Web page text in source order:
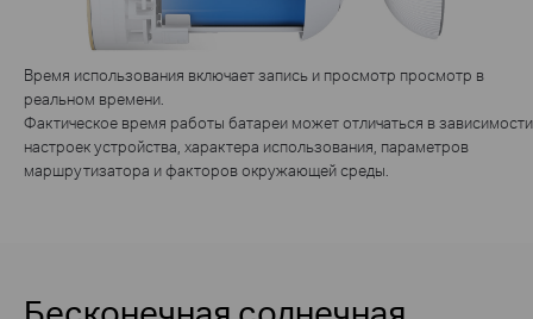
Время использования включает запись и просмотр просмотр в
реальном времени.
Фактическое время работы батареи может отличаться в
настроек устройства, характера использования, параметров
маршрутизатора и факторов окружающей среды.